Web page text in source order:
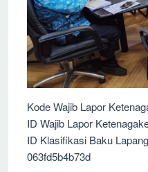
Kode Wajib Lapor
ID Wajib Lapor
ID Klasifikasi Baku
063fd5b4b73d